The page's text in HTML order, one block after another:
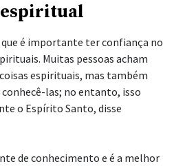
é importante ter confiança no
Muitas pessoas acham
espirituais, mas também
las; no entanto, isso
o Espírito Santo, disse
de conhecimento e é a melhor